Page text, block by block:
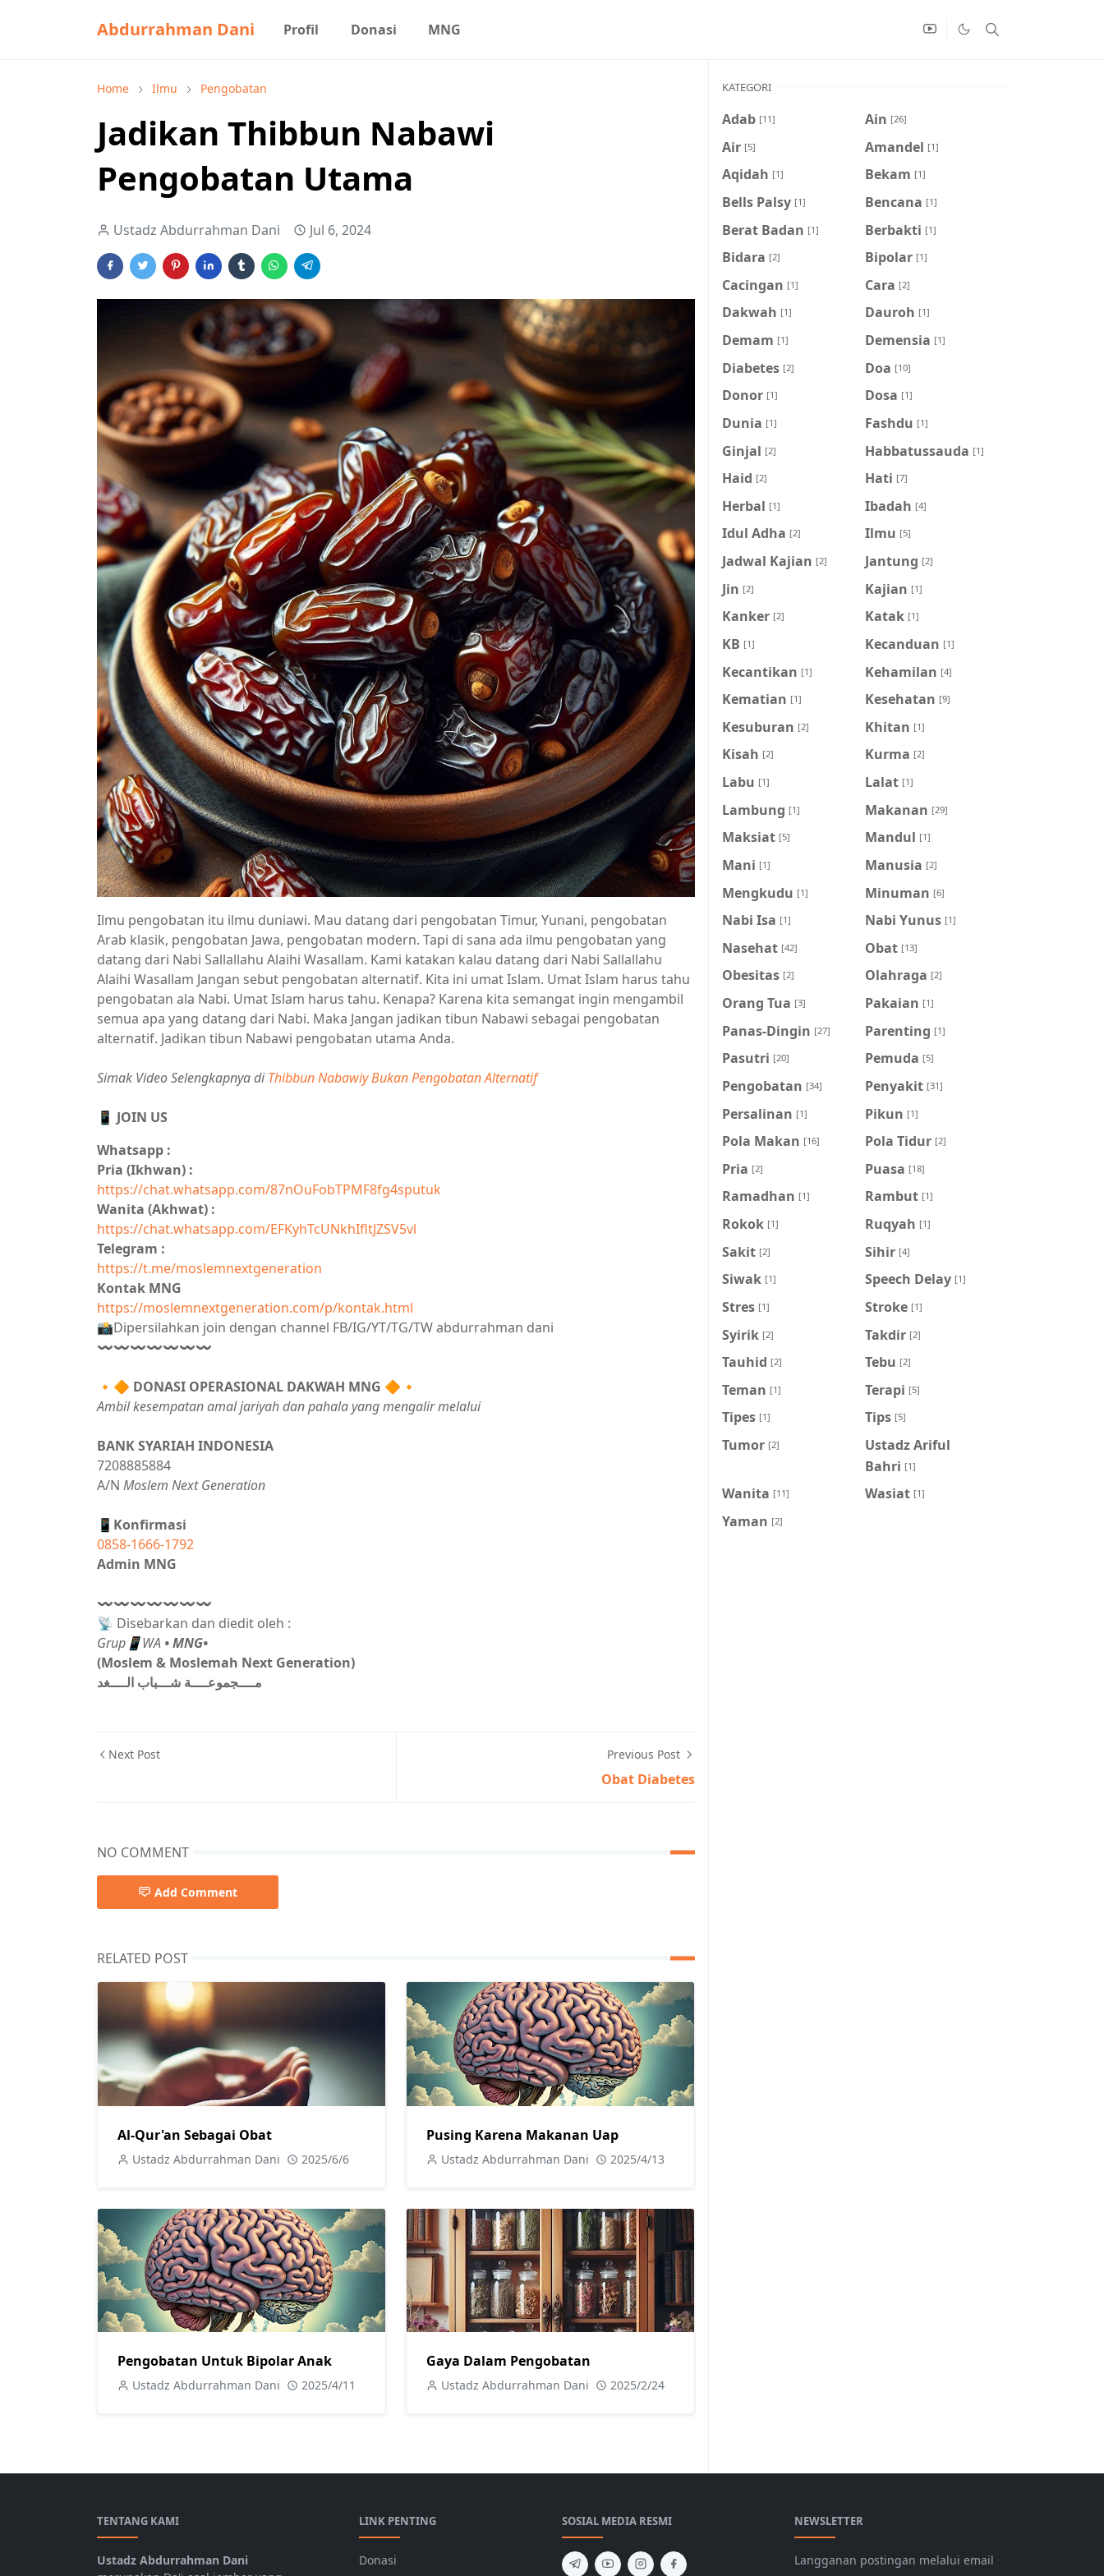
Abdurrahman Dani Profil Donasi MNG
Home Ilmu Pengobatan
Jadikan Thibbun Nabawi
Pengobatan Utama
Ustadz Abdurrahman Dani Jul 6, 2024
Ilmu pengobatan itu ilmu duniawi. Mau datang dari pengobatan Timur, Yunani, pengobatan
Arab klasik, pengobatan Jawa, pengobatan modern. Tapi di sana ada ilmu pengobatan yang
datang dari Nabi Sallallahu Alaihi Wasallam. Kami katakan kalau datang dari Nabi Sallallahu
Alaihi Wasallam Jangan sebut pengobatan alternatif. Kita ini umat Islam. Umat Islam harus tahu
pengobatan ala Nabi. Umat Islam harus tahu. Kenapa? Karena kita semangat ingin mengambil
semua apa yang datang dari Nabi. Maka Jangan jadikan tibun Nabawi sebagai pengobatan
alternatif. Jadikan tibun Nabawi pengobatan utama Anda.
Simak Video Selengkapnya diThibbun Nabawiy Bukan Pengobatan Alternatif
📱 JOIN US
Whatsapp :
Pria (Ikhwan) :
https://chat.whatsapp.com/87nOuFobTPMF8fg4sputuk
Wanita (Akhwat) :
https://chat.whatsapp.com/EFKyhTcUNkhIfltJZSV5vl
Telegram :
https://t.me/moslemnextgeneration
Kontak MNG
https://moslemnextgeneration.com/p/kontak.html
📸Dipersilahkan join dengan channel FB/IG/YT/TG/TW abdurrahman dani
〰〰〰〰〰〰〰
🔸🔶 DONASI OPERASIONAL DAKWAH MNG 🔶🔸
Ambil kesempatan amal jariyah dan pahala yang mengalir melalui
BANK SYARIAH INDONESIA
7208885884
A/N Moslem Next Generation
📱Konfirmasi
0858-1666-1792
Admin MNG
〰〰〰〰〰〰〰
📡 Disebarkan dan diedit oleh :
Grup📱WA • MNG•
(Moslem & Moslemah Next Generation)
مــــجموعــــة شـــباب الــــغد
Next Post Previous Post
Obat Diabetes
NO COMMENT
Add Comment
RELATED POST
Al-Qur'an Sebagai Obat
Ustadz Abdurrahman Dani 2025/6/6
Pusing Karena Makanan Uap
Ustadz Abdurrahman Dani 2025/4/13
Pengobatan Untuk Bipolar Anak
Ustadz Abdurrahman Dani 2025/4/11
Gaya Dalam Pengobatan
Ustadz Abdurrahman Dani 2025/2/24
KATEGORI
Adab [11] Ain [26]
Air [5] Amandel [1]
Aqidah [1] Bekam [1]
Bells Palsy [1] Bencana [1]
Berat Badan [1] Berbakti [1]
Bidara [2] Bipolar [1]
Cacingan [1] Cara [2]
Dakwah [1] Dauroh [1]
Demam [1] Demensia [1]
Diabetes [2] Doa [10]
Donor [1] Dosa [1]
Dunia [1] Fashdu [1]
Ginjal [2] Habbatussauda [1]
Haid [2] Hati [7]
Herbal [1] Ibadah [4]
Idul Adha [2] Ilmu [5]
Jadwal Kajian [2] Jantung [2]
Jin [2] Kajian [1]
Kanker [2] Katak [1]
KB [1] Kecanduan [1]
Kecantikan [1] Kehamilan [4]
Kematian [1] Kesehatan [9]
Kesuburan [2] Khitan [1]
Kisah [2] Kurma [2]
Labu [1] Lalat [1]
Lambung [1] Makanan [29]
Maksiat [5] Mandul [1]
Mani [1] Manusia [2]
Mengkudu [1] Minuman [6]
Nabi Isa [1] Nabi Yunus [1]
Nasehat [42] Obat [13]
Obesitas [2] Olahraga [2]
Orang Tua [3] Pakaian [1]
Panas-Dingin [27] Parenting [1]
Pasutri [20] Pemuda [5]
Pengobatan [34] Penyakit [31]
Persalinan [1] Pikun [1]
Pola Makan [16] Pola Tidur [2]
Pria [2] Puasa [18]
Ramadhan [1] Rambut [1]
Rokok [1] Ruqyah [1]
Sakit [2] Sihir [4]
Siwak [1] Speech Delay [1]
Stres [1] Stroke [1]
Syirik [2] Takdir [2]
Tauhid [2] Tebu [2]
Teman [1] Terapi [5]
Tipes [1] Tips [5]
Tumor [2]
Ustadz Ariful
Bahri [1]
Wanita [11] Wasiat [1]
Yaman [2]
TENTANG KAMI
Ustadz Abdurrahman Dani
LINK PENTING
Donasi
SOSIAL MEDIA RESMI NEWSLETTER
Langganan postingan melalui email